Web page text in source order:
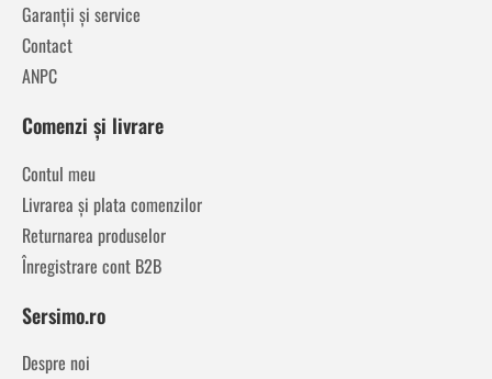
Garanții și service
Contact
ANPC
Comenzi și livrare
Contul meu
Livrarea și plata comenzilor
Returnarea produselor
Înregistrare cont B2B
Sersimo.ro
Despre noi